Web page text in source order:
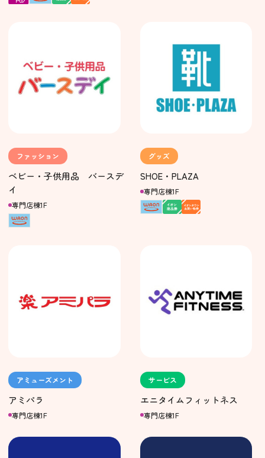
ファッション
ベビー・子供用品 バースデ
イ
専門店棟1F
グッズ
SHOE・PLAZA
専門店棟1F
アミューズメント
アミパラ
専門店棟1F
サービス
エニタイムフィットネス
専門店棟1F